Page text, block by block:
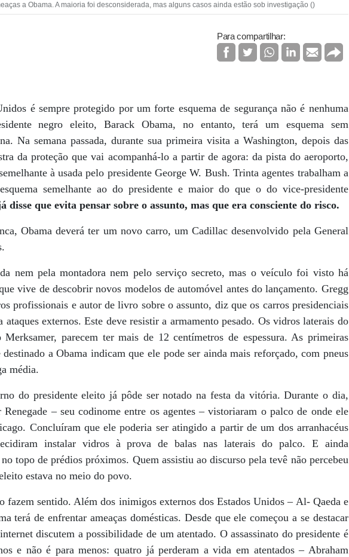
a Obama. A maioria foi desconsiderada, mas alguns casos ainda estão sob investigação ()
Para compartilhar:
é sempre protegido por um forte esquema de segurança não é nenhuma
negro eleito, Barack Obama, no entanto, terá um esquema sem
Na semana passada, durante sua primeira visita a Washington, depois das
da proteção que vai acompanhá-lo a partir de agora: da pista do aeroporto,
à usada pelo presidente George W. Bush. Trinta agentes trabalham a
semelhante ao do presidente e maior do que o do vice-presidente
disse que evita pensar sobre o assunto, mas que era consciente do risco.
Obama deverá ter um novo carro, um Cadillac desenvolvido pela General
nem pela montadora nem pelo serviço secreto, mas o veículo foi visto há
vive de descobrir novos modelos de automóvel antes do lançamento. Gregg
profissionais e autor de livro sobre o assunto, diz que os carros presidenciais
ataques externos. Este deve resistir a armamento pesado. Os vidros laterais do
parecem ter mais de 12 centímetros de espessura. As primeiras
a Obama indicam que ele pode ser ainda mais reforçado, com pneus
média.
do presidente eleito já pôde ser notado na festa da vitória. Durante o dia,
– seu codinome entre os agentes – vistoriaram o palco de onde ele
Concluíram que ele poderia ser atingido a partir de um dos arranhacéus
instalar vidros à prova de balas nas laterais do palco. E ainda
topo de prédios próximos. Quem assistiu ao discurso pela tevê não percebeu
estava no meio do povo.
fazem sentido. Além dos inimigos externos dos Estados Unidos – Al- Qaeda e
terá de enfrentar ameaças domésticas. Desde que ele começou a se destacar
discutem a possibilidade de um atentado. O assassinato do presidente é
e não é para menos: quatro já perderam a vida em atentados – Abraham